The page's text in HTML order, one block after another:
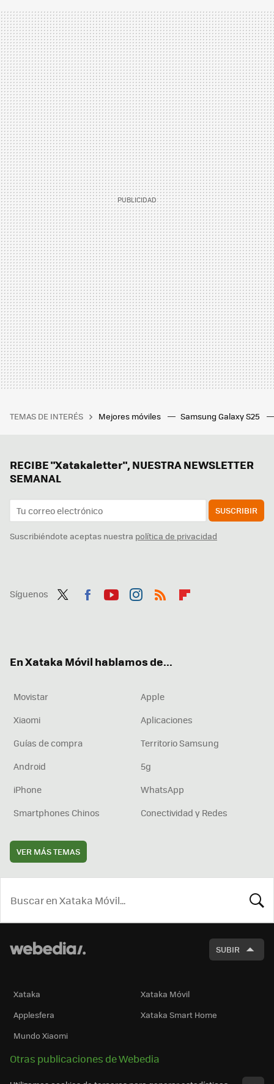
TEMAS DE INTERÉS Mejores móviles Samsung Galaxy S25
RECIBE "Xatakaletter", NUESTRA NEWSLETTER
SEMANAL
SUSCRIBIR
Suscribiéndote aceptas nuestra política de privacidad
Síguenos
En Xataka Móvil hablamos de...
Movistar
Apple
Xiaomi
Aplicaciones
Guías de compra
Territorio Samsung
Android
5g
iPhone
WhatsApp
Smartphones Chinos
Conectividad y Redes
VER MÁS TEMAS
SUBIR
Xataka
Xataka Móvil
Applesfera
Xataka Smart Home
Mundo Xiaomi
Otras publicaciones de Webedia